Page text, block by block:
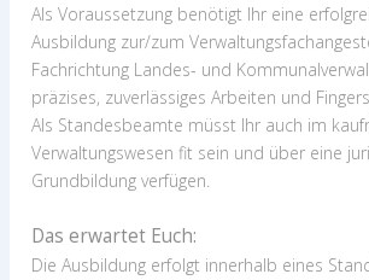
Als Voraussetzung benötigt Ihr eine
Ausbildung zur/zum
Fachrichtung Landes- und
präzises, zuverlässiges Arbeiten und
Als Standesbeamte müsst Ihr auch im
Verwaltungswesen fit sein und über eine
Grundbildung verfügen.
Das erwartet Euch:
Die Ausbildung erfolgt innerhalb eines